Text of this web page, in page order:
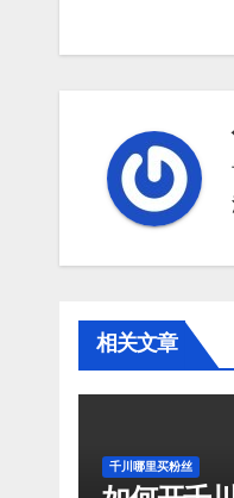
导
相关文章
千川哪里买粉丝